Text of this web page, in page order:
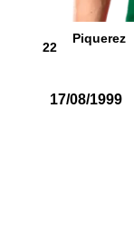
22
Piquerez
17/08/1999